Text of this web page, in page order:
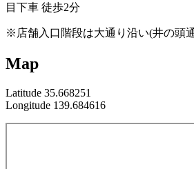
目下車 徒歩2分
※店舗入口階段は大通り沿い(井の頭
Map
Latitude 35.668251
Longitude 139.684616